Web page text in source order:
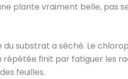
plante vraiment belle, pas
du substrat a séché. Le
finit par fatiguer les
feuilles.